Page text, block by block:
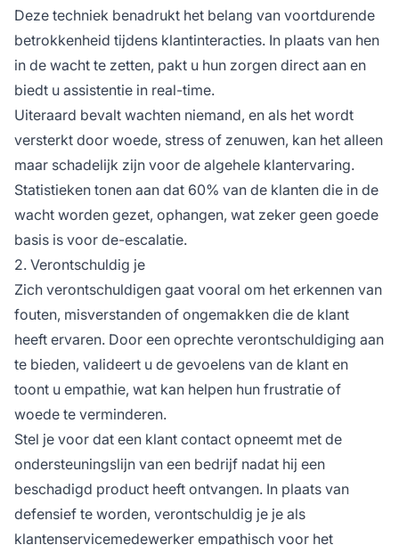
Deze techniek benadrukt het belang van voortdurende
betrokkenheid tijdens klantinteracties. In plaats van hen
in de wacht te zetten, pakt u hun zorgen direct aan en
biedt u assistentie in real-time.
Uiteraard bevalt wachten niemand, en als het wordt
versterkt door woede, stress of zenuwen, kan het alleen
maar schadelijk zijn voor de algehele klantervaring.
Statistieken tonen aan dat 60% van de klanten die in de
wacht worden gezet, ophangen, wat zeker geen goede
basis is voor de-escalatie.
2. Verontschuldig je
Zich verontschuldigen gaat vooral om het erkennen van
fouten, misverstanden of ongemakken die de klant
heeft ervaren. Door een oprechte verontschuldiging aan
te bieden, valideert u de gevoelens van de klant en
toont u empathie, wat kan helpen hun frustratie of
woede te verminderen.
Stel je voor dat een klant contact opneemt met de
ondersteuningslijn van een bedrijf nadat hij een
beschadigd product heeft ontvangen. In plaats van
defensief te worden, verontschuldig je je als
klantenservicemedewerker empathisch voor het